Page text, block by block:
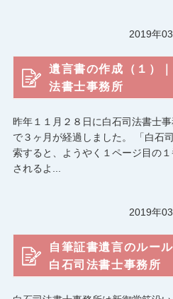
2019年
遺言書の作成（１）
法書士事務所
昨年１１月２８日に白石司法書士
で３ヶ月が経過しました。 「白石
索すると、ようやく１ページ目の
されるよ...
2019年
自筆証書遺言のルー
白石司法書士事務所